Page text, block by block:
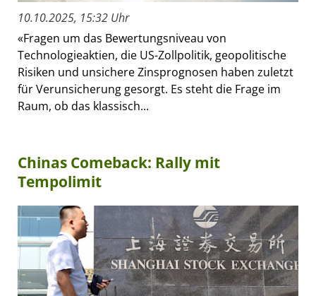
10.10.2025, 15:32 Uhr
«Fragen um das Bewertungsniveau von
Technologieaktien, die US-Zollpolitik, geopolitische
Risiken und unsichere Zinsprognosen haben zuletzt
für Verunsicherung gesorgt. Es steht die Frage im
Raum, ob das klassisch...
Chinas Comeback: Rally mit
Tempolimit